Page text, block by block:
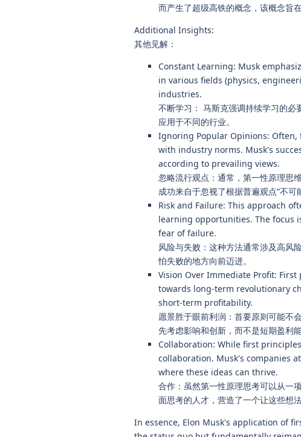
而产生了超级高铁的概念，该概念旨
Additional Insights:
其他见解：
Constant Learning: Musk
in various fields (physics,
industries.
不断学习： 马斯克强调持续学习的
应用于不同的行业。
Ignoring Popular Opinions:
with industry norms. Musk's
according to prevailing views.
忽略流行观点：通常，第一性原理思
成功来自于忽视了根据普遍观点“不可
Risk and Failure: This approach
learning opportunities. The focus
fear of failure.
风险与失败：这种方法通常涉及高风
怕失败的地方向前迈进。
Vision Over Immediate Profit:
towards long-term revolutionary
short-term profitability.
愿景胜于眼前利润：首要原则可能不
先考虑影响和创新，而不是短期盈利能
Collaboration: While first
collaboration. Musk's companies
where these ideas can thrive.
合作：虽然第一性原理思考可以从一
面思考的人才，营造了一个让这些想
In essence, Elon Musk's application of